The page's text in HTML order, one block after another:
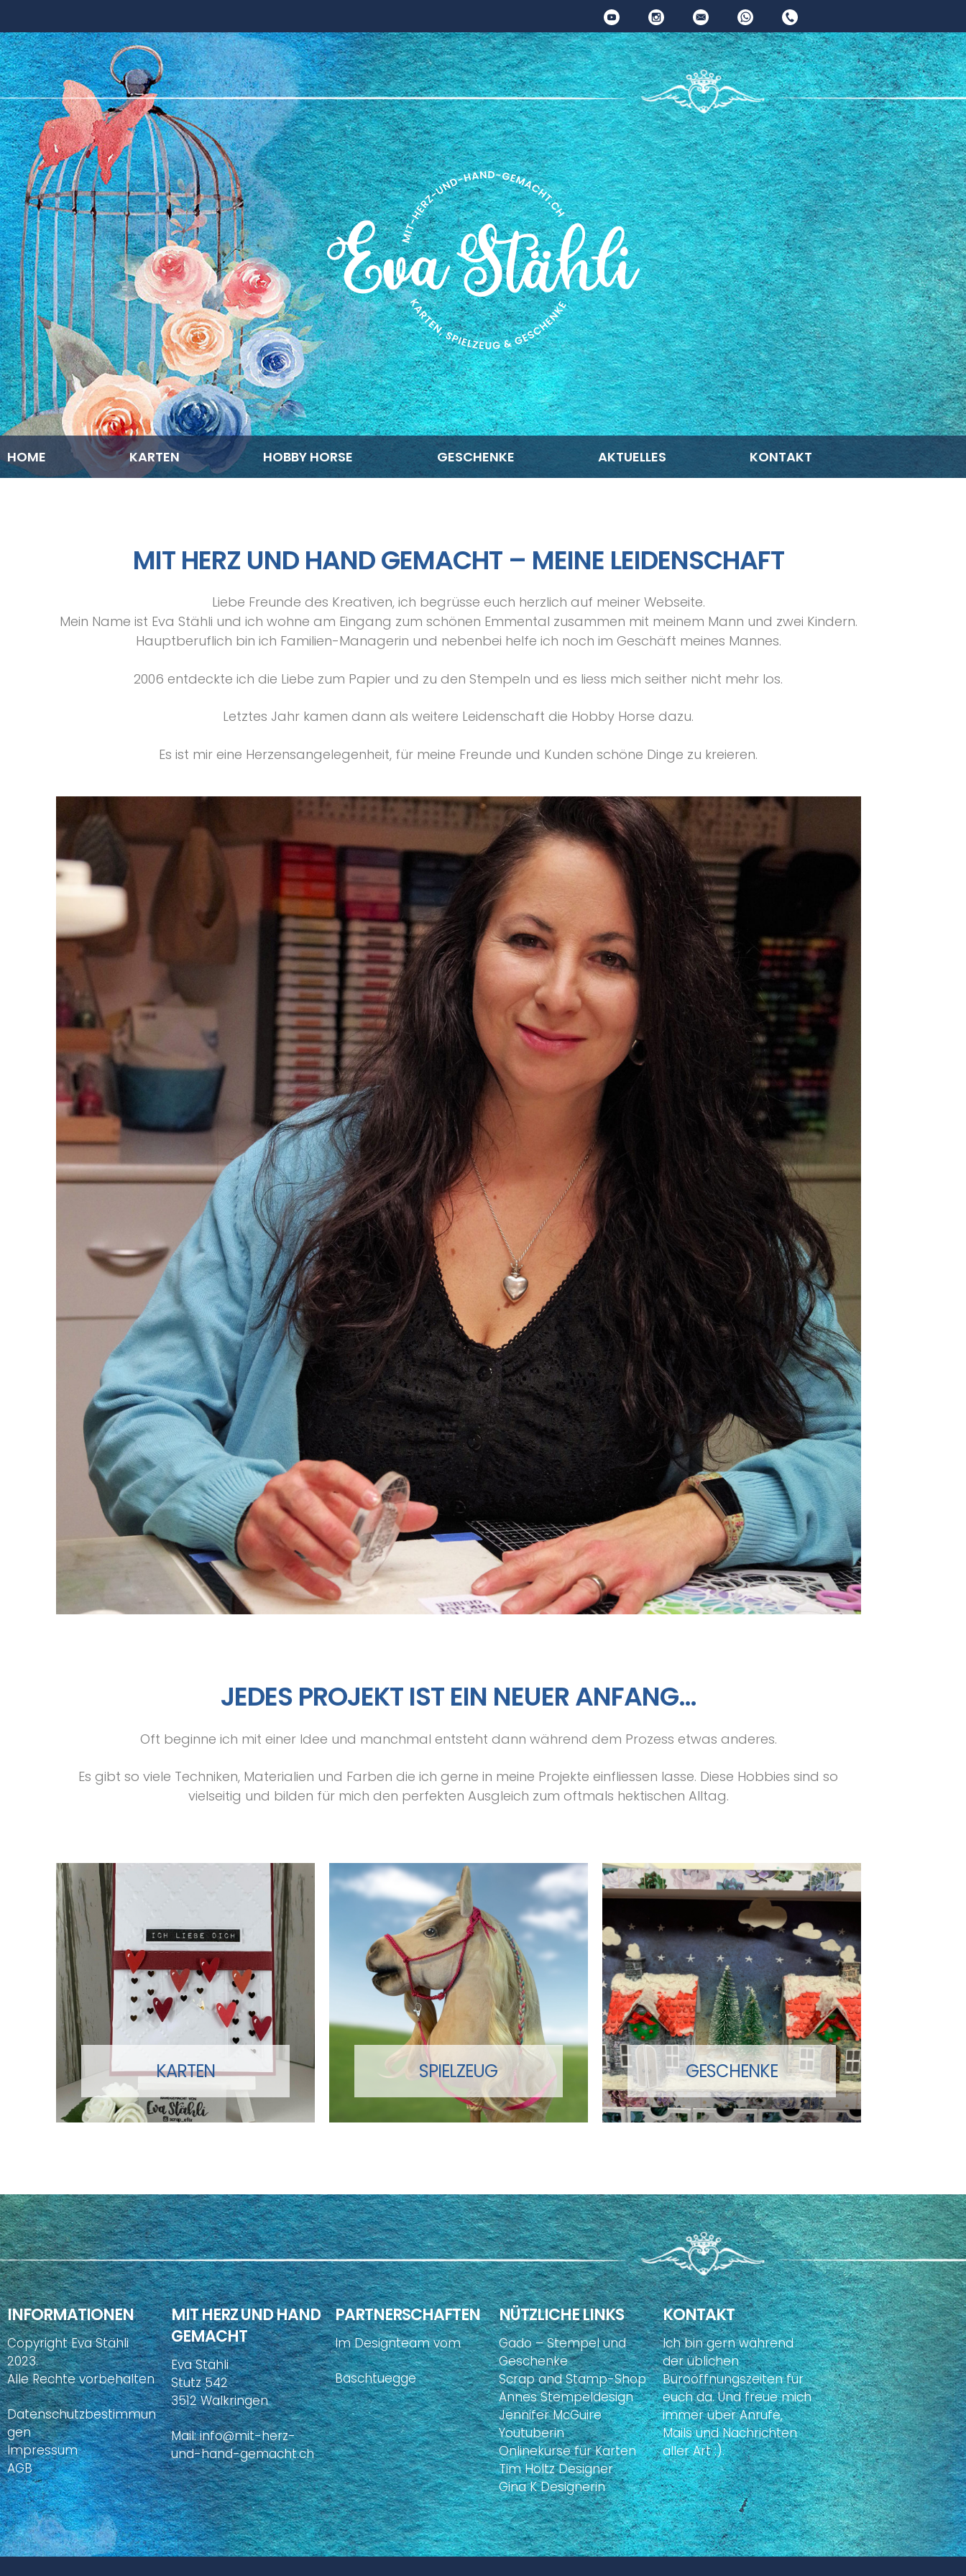
HOME KARTEN HOBBY HORSE GESCHENKE AKTUELLES KONTAKT
MIT HERZ UND HAND GEMACHT – MEINE LEIDENSCHAFT
Liebe Freunde des Kreativen, ich begrüsse euch herzlich auf meiner Webseite.
Mein Name ist Eva Stähli und ich wohne am Eingang zum schönen Emmental zusammen mit meinem Mann und zwei Kindern.
Hauptberuflich bin ich Familien-Managerin und nebenbei helfe ich noch im Geschäft meines Mannes.
2006 entdeckte ich die Liebe zum Papier und zu den Stempeln und es liess mich seither nicht mehr los.
Letztes Jahr kamen dann als weitere Leidenschaft die Hobby Horse dazu.
Es ist mir eine Herzensangelegenheit, für meine Freunde und Kunden schöne Dinge zu kreieren.
JEDES PROJEKT IST EIN NEUER ANFANG…
Oft beginne ich mit einer Idee und manchmal entsteht dann während dem Prozess etwas anderes.
Es gibt so viele Techniken, Materialien und Farben die ich gerne in meine Projekte einfliessen lasse. Diese Hobbies sind so
vielseitig und bilden für mich den perfekten Ausgleich zum oftmals hektischen Alltag.
KARTEN SPIELZEUG GESCHENKE
INFORMATIONEN
Copyright Eva Stähli
2023.
Alle Rechte vorbehalten
Datenschutzbestimmun
gen
Impressum
AGB
MIT HERZ UND HAND
GEMACHT
Eva Stähli
Stutz 542
3512 Walkringen
Mail:info@mit-herz-
und-hand-gemacht.ch
PARTNERSCHAFTEN
Im Designteam vom
Baschtuegge
NÜTZLICHE LINKS
Gado – Stempel und
Geschenke
Scrap and Stamp-Shop
Annes Stempeldesign
Jennifer McGuire
Youtuberin
Onlinekurse für Karten
Tim Holtz Designer
Gina K Designerin
KONTAKT
Ich bin gern während
der üblichen
Büroöffnungszeiten für
euch da. Und freue mich
immer über Anrufe,
Mails und Nachrichten
aller Art :).